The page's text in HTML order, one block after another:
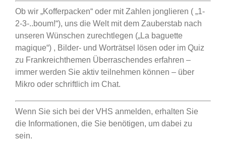
Ob wir „Kofferpacken“ oder mit Zahlen jonglieren ( „1-
2-3-..boum!“), uns die Welt mit dem Zauberstab nach
unseren Wünschen zurechtlegen („La baguette
magique“) , Bilder- und Worträtsel lösen oder im Quiz
zu Frankreichthemen Überraschendes erfahren –
immer werden Sie aktiv teilnehmen können – über
Mikro oder schriftlich im Chat.
Wenn Sie sich bei der VHS anmelden, erhalten Sie
die Informationen, die Sie benötigen, um dabei zu
sein.